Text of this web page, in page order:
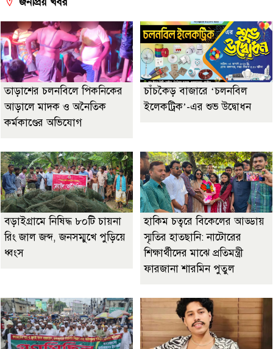
তাড়াশের চলনবিলে পিকনিকের
আড়ালে মাদক ও অনৈতিক
কর্মকাণ্ডের অভিযোগ
চাঁচকৈড় বাজারে ‘চলনবিল
ইলেকট্রিক’-এর শুভ উদ্বোধন
বড়াইগ্রামে নিষিদ্ধ ৮০টি চায়না
রিং জাল জব্দ, জনসম্মুখে পুড়িয়ে
ধ্বংস
হাকিম চত্বরে বিকেলের আড্ডায়
স্মৃতির হাতছানি: নাটোরের
শিক্ষার্থীদের মাঝে প্রতিমন্ত্রী
ফারজানা শারমিন পুতুল